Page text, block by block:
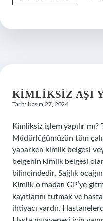
Yılında
KIMLIKSIZ AŞI
Tarih: Kasım 27, 2024
Kimliksiz işlem yapılır
Müdürlüğümüzün tüm
yaparken kimlik belgesi
belgenin kimlik belgesi
bilincindedir. Sağlık
Kimlik olmadan GP’ye
kayıtlarını tutmak ve
ihtiyacı vardır.